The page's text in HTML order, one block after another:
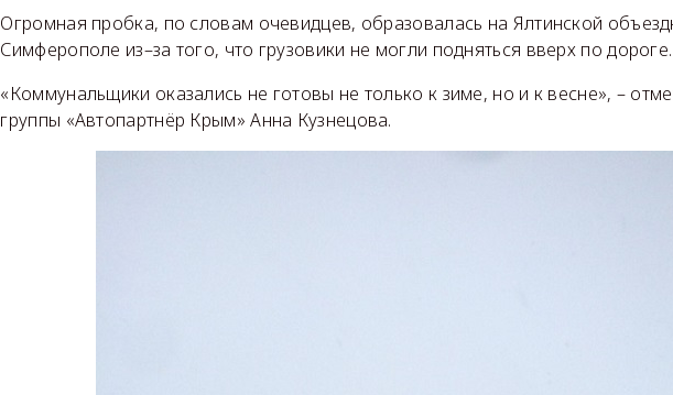
Огромная пробка, по словам очевидцев, образовалась на Ялтинской
Симферополе из–за того, что грузовики не могли подняться вверх по дороге.
«Коммунальщики оказались не готовы не только к зиме, но и к весне», –
группы «Автопартнёр Крым» Анна Кузнецова.